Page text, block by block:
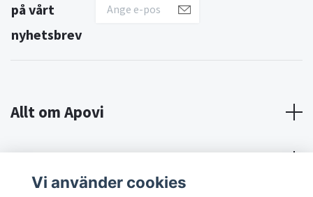
på vårt
nyhetsbrev
Allt om Apovi
Om Apovi
Vi använder cookies